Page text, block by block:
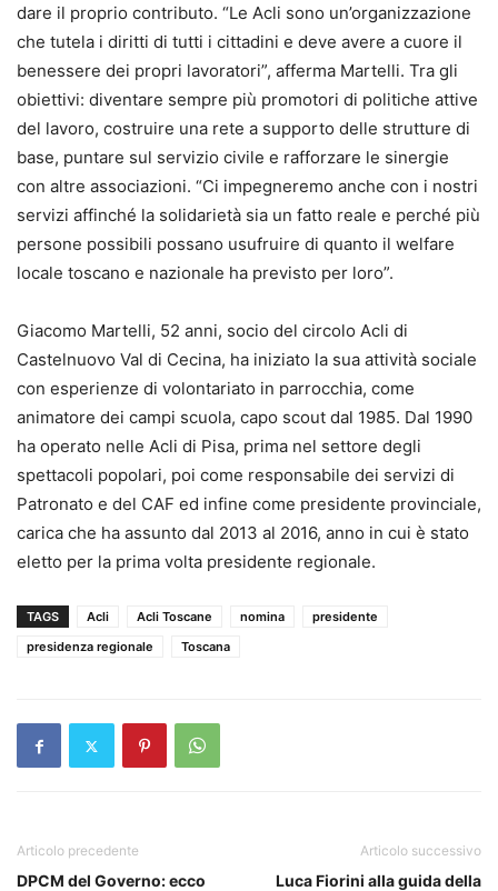
dare il proprio contributo. “Le Acli sono un’organizzazione
che tutela i diritti di tutti i cittadini e deve avere a cuore il
benessere dei propri lavoratori”, afferma Martelli. Tra gli
obiettivi: diventare sempre più promotori di politiche attive
del lavoro, costruire una rete a supporto delle strutture di
base, puntare sul servizio civile e rafforzare le sinergie
con altre associazioni. “Ci impegneremo anche con i nostri
servizi affinché la solidarietà sia un fatto reale e perché più
persone possibili possano usufruire di quanto il welfare
locale toscano e nazionale ha previsto per loro”.
Giacomo Martelli, 52 anni, socio del circolo Acli di
Castelnuovo Val di Cecina, ha iniziato la sua attività sociale
con esperienze di volontariato in parrocchia, come
animatore dei campi scuola, capo scout dal 1985. Dal 1990
ha operato nelle Acli di Pisa, prima nel settore degli
spettacoli popolari, poi come responsabile dei servizi di
Patronato e del CAF ed infine come presidente provinciale,
carica che ha assunto dal 2013 al 2016, anno in cui è stato
eletto per la prima volta presidente regionale.
TAGS Acli Acli Toscane nomina
presidente
presidenza regionale
Toscana
Articolo precedente
DPCM del Governo: ecco
Articolo successivo
Luca Fiorini alla guida della